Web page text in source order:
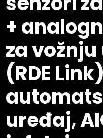
+
za
(RDE
uređaj,